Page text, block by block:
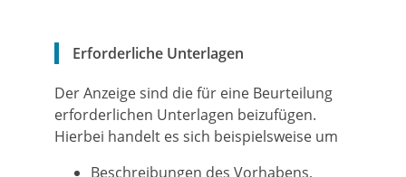
Erforderliche Unterlagen
Der Anzeige sind die für eine Beurteilung
erforderlichen Unterlagen beizufügen.
Hierbei handelt es sich beispielsweise um
Beschreibungen des Vorhabens,